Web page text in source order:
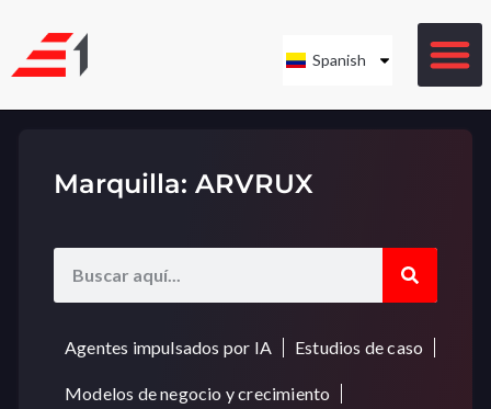
Spanish
Marquilla: ARVRUX
Agentes impulsados por IA Estudios de caso
Modelos de negocio y crecimiento